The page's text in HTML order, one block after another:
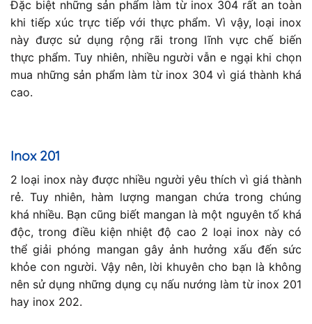
Đặc biệt những sản phẩm làm từ inox 304 rất an toàn
khi tiếp xúc trực tiếp với thực phẩm. Vì vậy, loại inox
này được sử dụng rộng rãi trong lĩnh vực chế biến
thực phẩm. Tuy nhiên, nhiều người vẫn e ngại khi chọn
mua những sản phẩm làm từ inox 304 vì giá thành khá
cao.
Inox 201
2 loại inox này được nhiều người yêu thích vì giá thành
rẻ. Tuy nhiên, hàm lượng mangan chứa trong chúng
khá nhiều. Bạn cũng biết mangan là một nguyên tố khá
độc, trong điều kiện nhiệt độ cao 2 loại inox này có
thể giải phóng mangan gây ảnh hưởng xấu đến sức
khỏe con người. Vậy nên, lời khuyên cho bạn là không
nên sử dụng những dụng cụ nấu nướng làm từ inox 201
hay inox 202.